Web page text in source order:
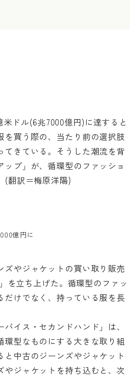
ドル(6兆7000億円)に達すると
買う際の、当たり前の選択肢
きている。そうした潮流を背
プ」が、循環型のファッショ
(翻訳＝梅原洋陽)
億円に
やジャケットの買い取り販売
」を立ち上げた。循環型のファッ
けでなく、持っている服を長
イス・セカンドハンド」は、
型なものにする大きな取り組
中古のジーンズやジャケット
ジャケットを持ち込むと、次